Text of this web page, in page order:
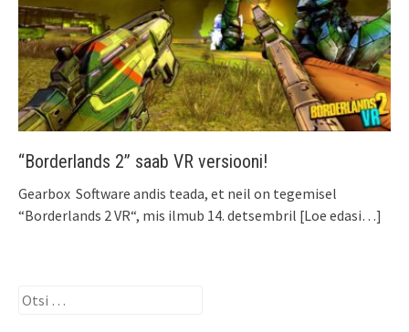
“Borderlands 2” saab VR versiooni!
Gearbox Software andis teada, et neil on tegemisel
“Borderlands 2 VR“, mis ilmub 14. detsembril [Loe edasi…]
Otsi: